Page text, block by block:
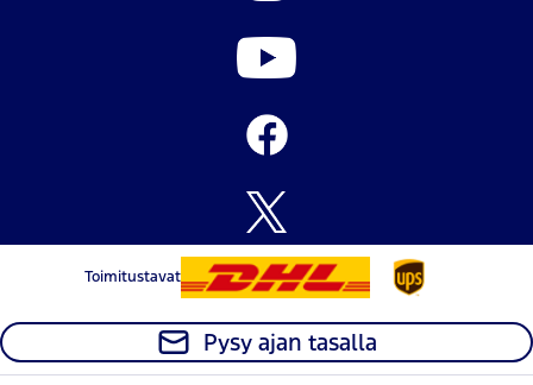
Toimitustavat
Pysy ajan tasalla